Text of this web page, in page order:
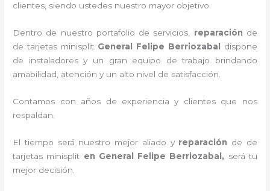
clientes, siendo ustedes nuestro mayor objetivo.
Dentro de nuestro portafolio de servicios, reparación de
de tarjetas minisplit General Felipe Berriozabal
dispone
de instaladores y un gran equipo de trabajo brindando
amabilidad, atención y un alto nivel de satisfacción.
Contamos con años de experiencia y clientes que nos
respaldan.
El tiempo será nuestro mejor aliado y reparación de de
tarjetas minisplit en General Felipe Berriozabal , será tu
mejor decisión.